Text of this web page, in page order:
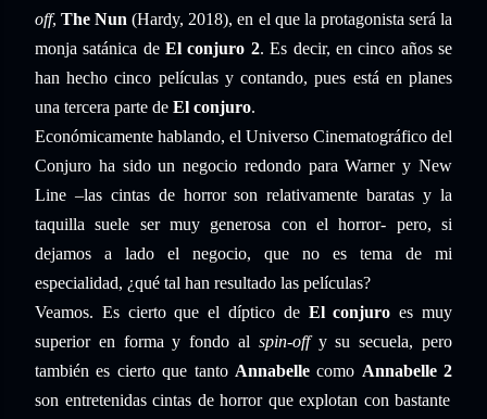
off,The Nun (Hardy, 2018), en el que la protagonista será la
monja satánica deEl conjuro 2. Es decir, en cinco años se
han hecho cinco películas y contando, pues está en planes
una tercera parte de El conjuro.
Económicamente hablando, el Universo Cinematográfico del
Conjuro ha sido un negocio redondo para Warner y New
Line –las cintas de horror son relativamente baratas y la
taquilla suele ser muy generosa con el horror- pero, si
dejamos a lado el negocio, que no es tema de mi
especialidad, ¿qué tal han resultado las películas?
Veamos. Es cierto que el díptico de El conjuro es muy
superior en forma y fondo al spin-offy su secuela, pero
también es cierto que tanto Annabellecomo Annabelle 2
son entretenidas cintas de horror que explotan con bastante